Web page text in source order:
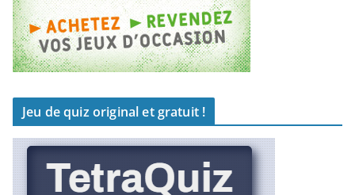
Jeu de quiz original et gratuit !